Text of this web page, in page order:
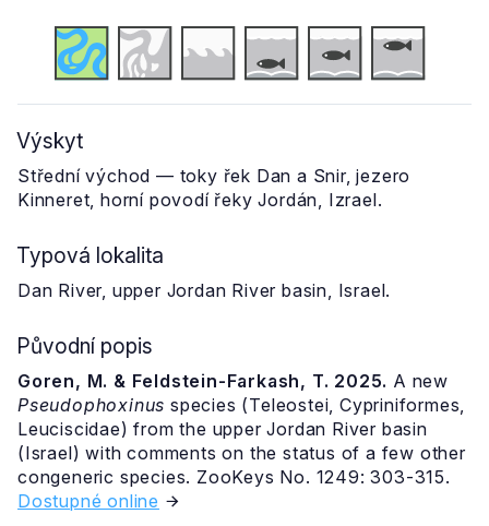
Výskyt
Střední východ — toky řek Dan a Snir, jezero
Kinneret, horní povodí řeky Jordán, Izrael.
Typová lokalita
Dan River, upper Jordan River basin, Israel.
Původní popis
Goren, M. & Feldstein-Farkash, T. 2025. A new
Pseudophoxinus species (Teleostei, Cypriniformes,
Leuciscidae) from the upper Jordan River basin
(Israel) with comments on the status of a few other
congeneric species. ZooKeys No. 1249: 303-315.
Dostupné online